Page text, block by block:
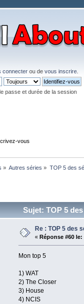
connecter ou devous inscrire
passe et durée de la session
vous
» Autres séries » TOP 5 des
Sujet: TOP 5
Re : TOP 5 des
« Réponse #60 le:
Mon top 5
1) WAT
2) The Closer
3) House
4) NCIS